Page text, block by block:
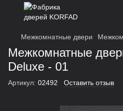
Межкомнатные двери
Межкомнатные
Deluxe - 01
Артикул: 02492 Оставить отзыв